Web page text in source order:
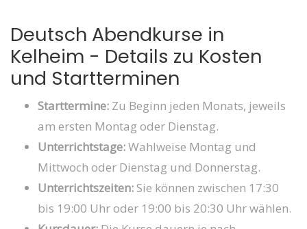
Deutsch Abendkurse in
Kelheim - Details zu Kosten
und Startterminen
Starttermine:Zu Beginn jeden Monats, jeweils
am ersten Montag oder Dienstag.
Unterrichtstage:Wahlweise Montag und
Mittwoch oder Dienstag und Donnerstag.
Unterrichtszeiten:Sie können zwischen 17:30
bis 19:00 Uhr oder 19:00 bis 20:30 Uhr wählen.